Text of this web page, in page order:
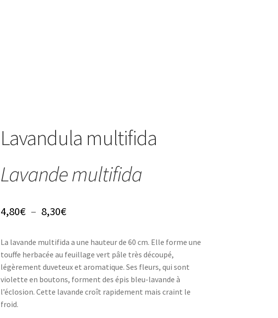
Lavandula multifida
Lavande multifida
4,80€ – 8,30€Plage
prix :
4,80€
à
La lavande multifida a une hauteur de 60 cm. Elle forme une
touffe herbacée au feuillage vert pâle très découpé,
légèrement duveteux et aromatique. Ses fleurs, qui sont
violette en boutons, forment des épis bleu-lavande à
l’éclosion. Cette lavande croît rapidement mais craint le
froid.